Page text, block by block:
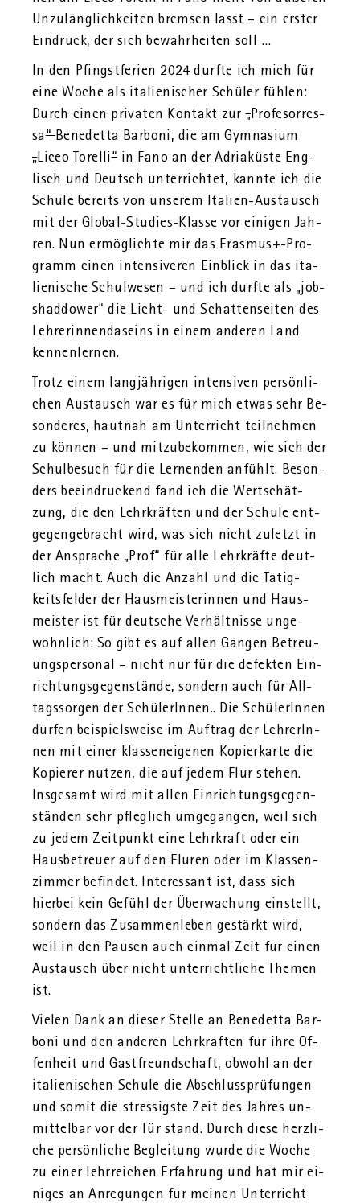
Un­zu­läng­lich­kei­ten brem­sen lässt – ein ers­ter
Ein­druck, der sich be­wahr­hei­ten soll …
In den Pfingst­fe­ri­en 2024 durf­te ich mich für
eine Woche als ita­lie­ni­scher Schü­ler füh­len:
Durch einen pri­va­ten Kon­takt zur„Pro­fe­sor­res­
sa“Be­ne­det­ta Bar­bo­ni, die am Gym­na­si­um
„Liceo To­rel­li“in Fano an der Adria­küs­te Eng­
lisch und Deutsch un­ter­rich­tet, kann­te ich die
Schu­le be­reits von un­se­rem Ita­li­en-Aus­tausch
mit der Glo­bal-Stu­dies-Klas­se vor ei­ni­gen Jah­
ren. Nun er­mög­lich­te mir das Eras­mus+-Pro­
gramm einen in­ten­si­ve­ren Ein­blick in das ita­
lie­ni­sche Schul­we­sen – und ich durf­te als „job-
shad­do­wer“ die Licht- und Schat­ten­sei­ten des
Leh­re­rin­nen­da­seins in einem an­de­ren Land
ken­nen­ler­nen.
Trotz einem lang­jäh­ri­gen in­ten­si­ven per­sön­li­
chen Aus­tausch war es für mich etwas sehr Be­
son­de­res, haut­nah am Un­ter­richt teil­neh­men
zu kön­nen – und mit­zu­be­kom­men, wie sich der
Schul­be­such für die Ler­nen­den an­fühlt. Be­son­
ders be­ein­dru­ckend fand ich die Wert­schät­
zung, die den Lehr­kräf­ten und der Schu­le ent­
ge­gen­ge­bracht wird, was sich nicht zu­letzt in
der An­spra­che „Prof“ für alle Lehr­kräf­te deut­
lich macht. Auch die An­zahl und die Tä­tig­
keits­fel­der der Haus­meis­te­rin­nen und Haus­
meis­ter ist für deut­sche Ver­hält­nis­se un­ge­
wöhn­lich: So gibt es auf allen Gän­gen Be­treu­
ungs­per­so­nal – nicht nur für die de­fek­ten Ein­
rich­tungs­ge­gen­stän­de, son­dern auch für All­
tags­sor­gen der Schü­le­rIn­nen.. Die Schü­le­rIn­nen
dür­fen bei­spiels­wei­se im Auf­trag der Leh­re­rIn­
nen mit einer klas­sen­ei­ge­nen Ko­pier­kar­te die
Ko­pie­rer nut­zen, die auf jedem Flur ste­hen.
Ins­ge­samt wird mit allen Ein­rich­tungs­ge­gen­
stän­den sehr pfleg­lich um­ge­gan­gen, weil sich
zu jedem Zeit­punkt eine Lehr­kraft oder ein
Haus­be­treu­er auf den Flu­ren oder im Klas­sen­
zim­mer be­fin­det. In­ter­es­sant ist, dass sich
hier­bei kein Ge­fühl der Über­wa­chung ein­stellt,
son­dern das Zu­sam­men­le­ben ge­stärkt wird,
weil in den Pau­sen auch ein­mal Zeit für einen
Aus­tausch über nicht un­ter­richt­li­che The­men
ist.
Vie­len Dank an die­ser Stel­le an Be­ne­det­ta Bar­
bo­ni und den an­de­ren Lehr­kräf­ten für ihre Of­
fen­heit und Gast­freund­schaft, ob­wohl an der
ita­lie­ni­schen Schu­le die Ab­schluss­prü­fun­gen
und somit die stres­sigs­te Zeit des Jah­res un­
mit­tel­bar vor der Tür stand. Durch diese herz­li­
che per­sön­li­che Be­glei­tung wurde die Woche
zu einer lehr­rei­chen Er­fah­rung und hat mir ei­
ni­ges an An­re­gun­gen für mei­nen Un­ter­richt